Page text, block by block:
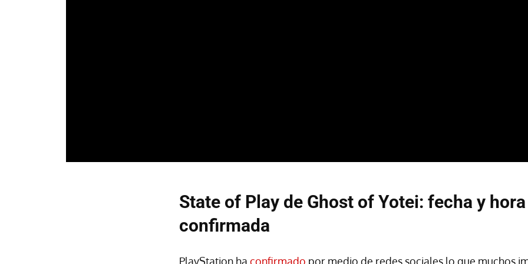
State of Play de Ghost of Yotei: fecha y hora
confirmada
PlayStation ha confirmado por medio de redes sociales lo que muchos